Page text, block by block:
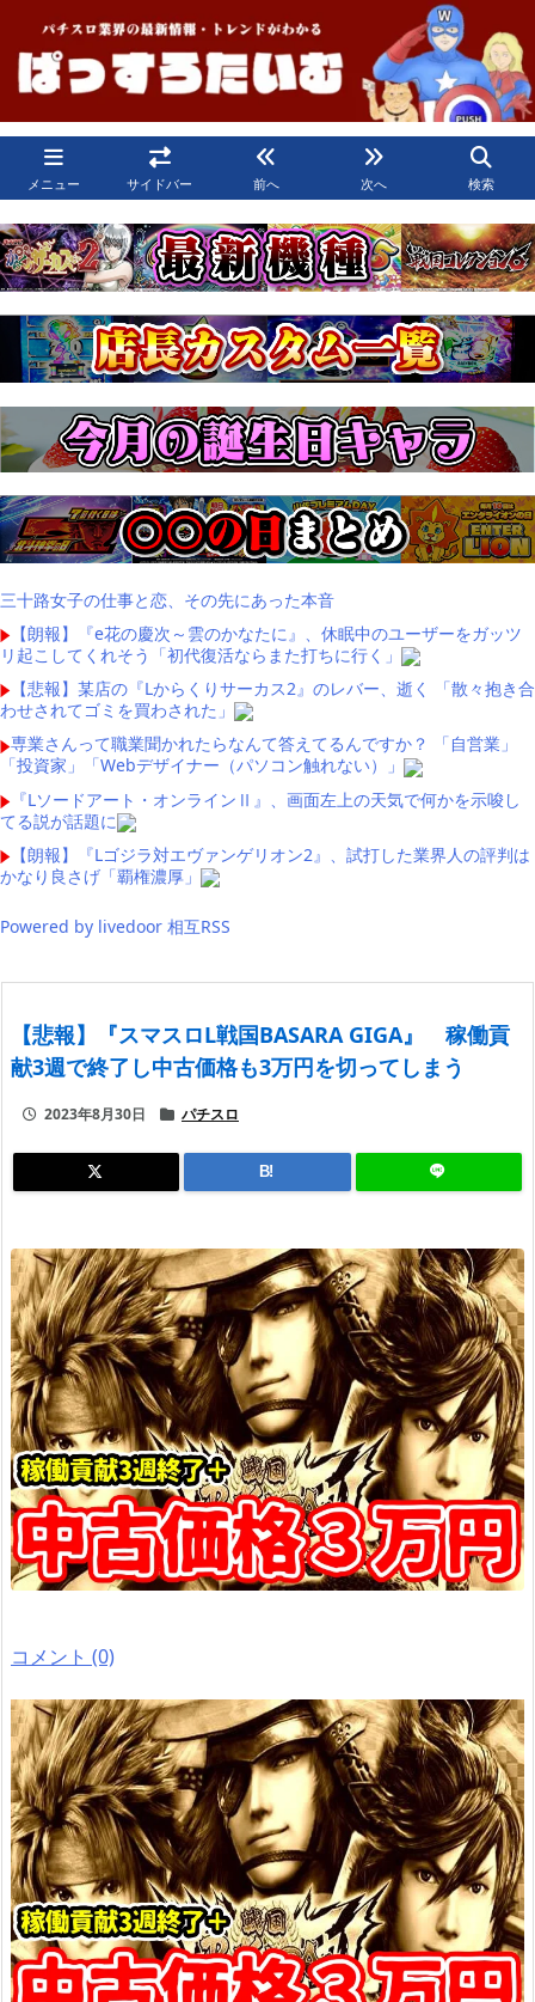
メニュー サイドバー 前へ 次へ 検索
三十路女子の仕事と恋、その先にあった本音
【朗報】『e花の慶次～雲のかなたに』、休眠中のユーザーをガッツ
リ起こしてくれそう「初代復活ならまた打ちに行く」
【悲報】某店の『Lからくりサーカス2』のレバー、逝く 「散々抱き合
わせされてゴミを買わされた」
専業さんって職業聞かれたらなんて答えてるんですか？ 「自営業」
「投資家」「Webデザイナー（パソコン触れない）」
『Lソードアート・オンラインⅡ』、画面左上の天気で何かを示唆し
てる説が話題に
【朗報】『Lゴジラ対エヴァンゲリオン2』、試打した業界人の評判は
かなり良さげ「覇権濃厚」
Powered by livedoor 相互RSS
【悲報】『スマスロL戦国BASARA GIGA』 稼働貢
献3週で終了し中古価格も3万円を切ってしまう
2023年8月30日 パチスロ
B!
コメント (0)